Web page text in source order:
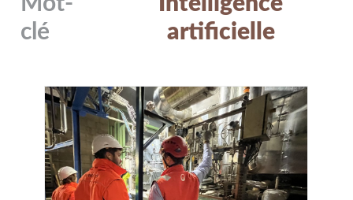
artificielle